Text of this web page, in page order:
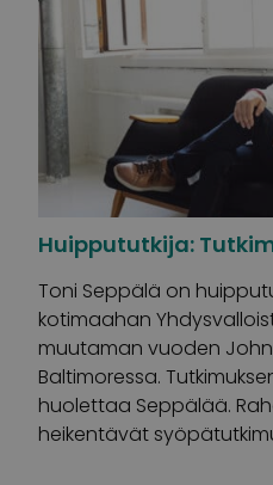
Huippututkija:
Toni Seppälä on
kotimaahan
muutaman vuoden
Baltimoressa.
huolettaa Seppälää.
heikentävät